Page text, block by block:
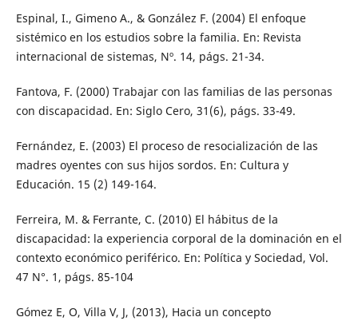
Espinal, I., Gimeno A., & González F. (2004) El enfoque
sistémico en los estudios sobre la familia. En: Revista
internacional de sistemas, Nº. 14, págs. 21-34.
Fantova, F. (2000) Trabajar con las familias de las personas
con discapacidad. En: Siglo Cero, 31(6), págs. 33-49.
Fernández, E. (2003) El proceso de resocialización de las
madres oyentes con sus hijos sordos. En: Cultura y
Educación. 15 (2) 149-164.
Ferreira, M. & Ferrante, C. (2010) El hábitus de la
discapacidad: la experiencia corporal de la dominación en el
contexto económico periférico. En: Política y Sociedad, Vol.
47 N°. 1, págs. 85-104
Gómez E, O, Villa V, J, (2013), Hacia un concepto